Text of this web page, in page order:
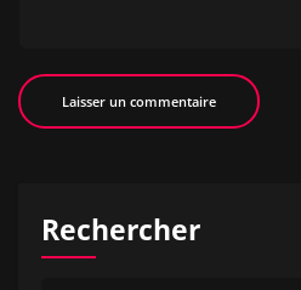
Rechercher